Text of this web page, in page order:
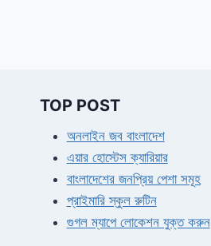
TOP POST
অনলাইন জব বাংলাদেশ
এয়ার হোস্টেস ক্যারিয়ার
বাংলাদেশের জনপ্রিয় পেশা সমূহ
প্রাইমারি স্কুল রুটিন
গুগল ম্যাপে লোকেশন যুক্ত করুন